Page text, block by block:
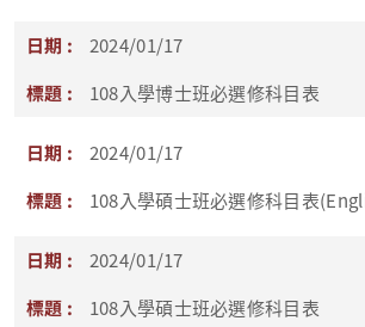
2024/01/17
108入學博士班必選修科目表
2024/01/17
108入學碩士班必選修科目表
2024/01/17
108入學碩士班必選修科目表